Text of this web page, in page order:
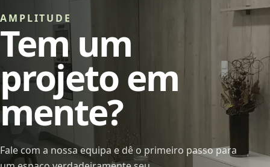
AMPLITUDE
Tem um
projeto em
mente?
Fale com a nossa equipa e dê o primeiro passo para